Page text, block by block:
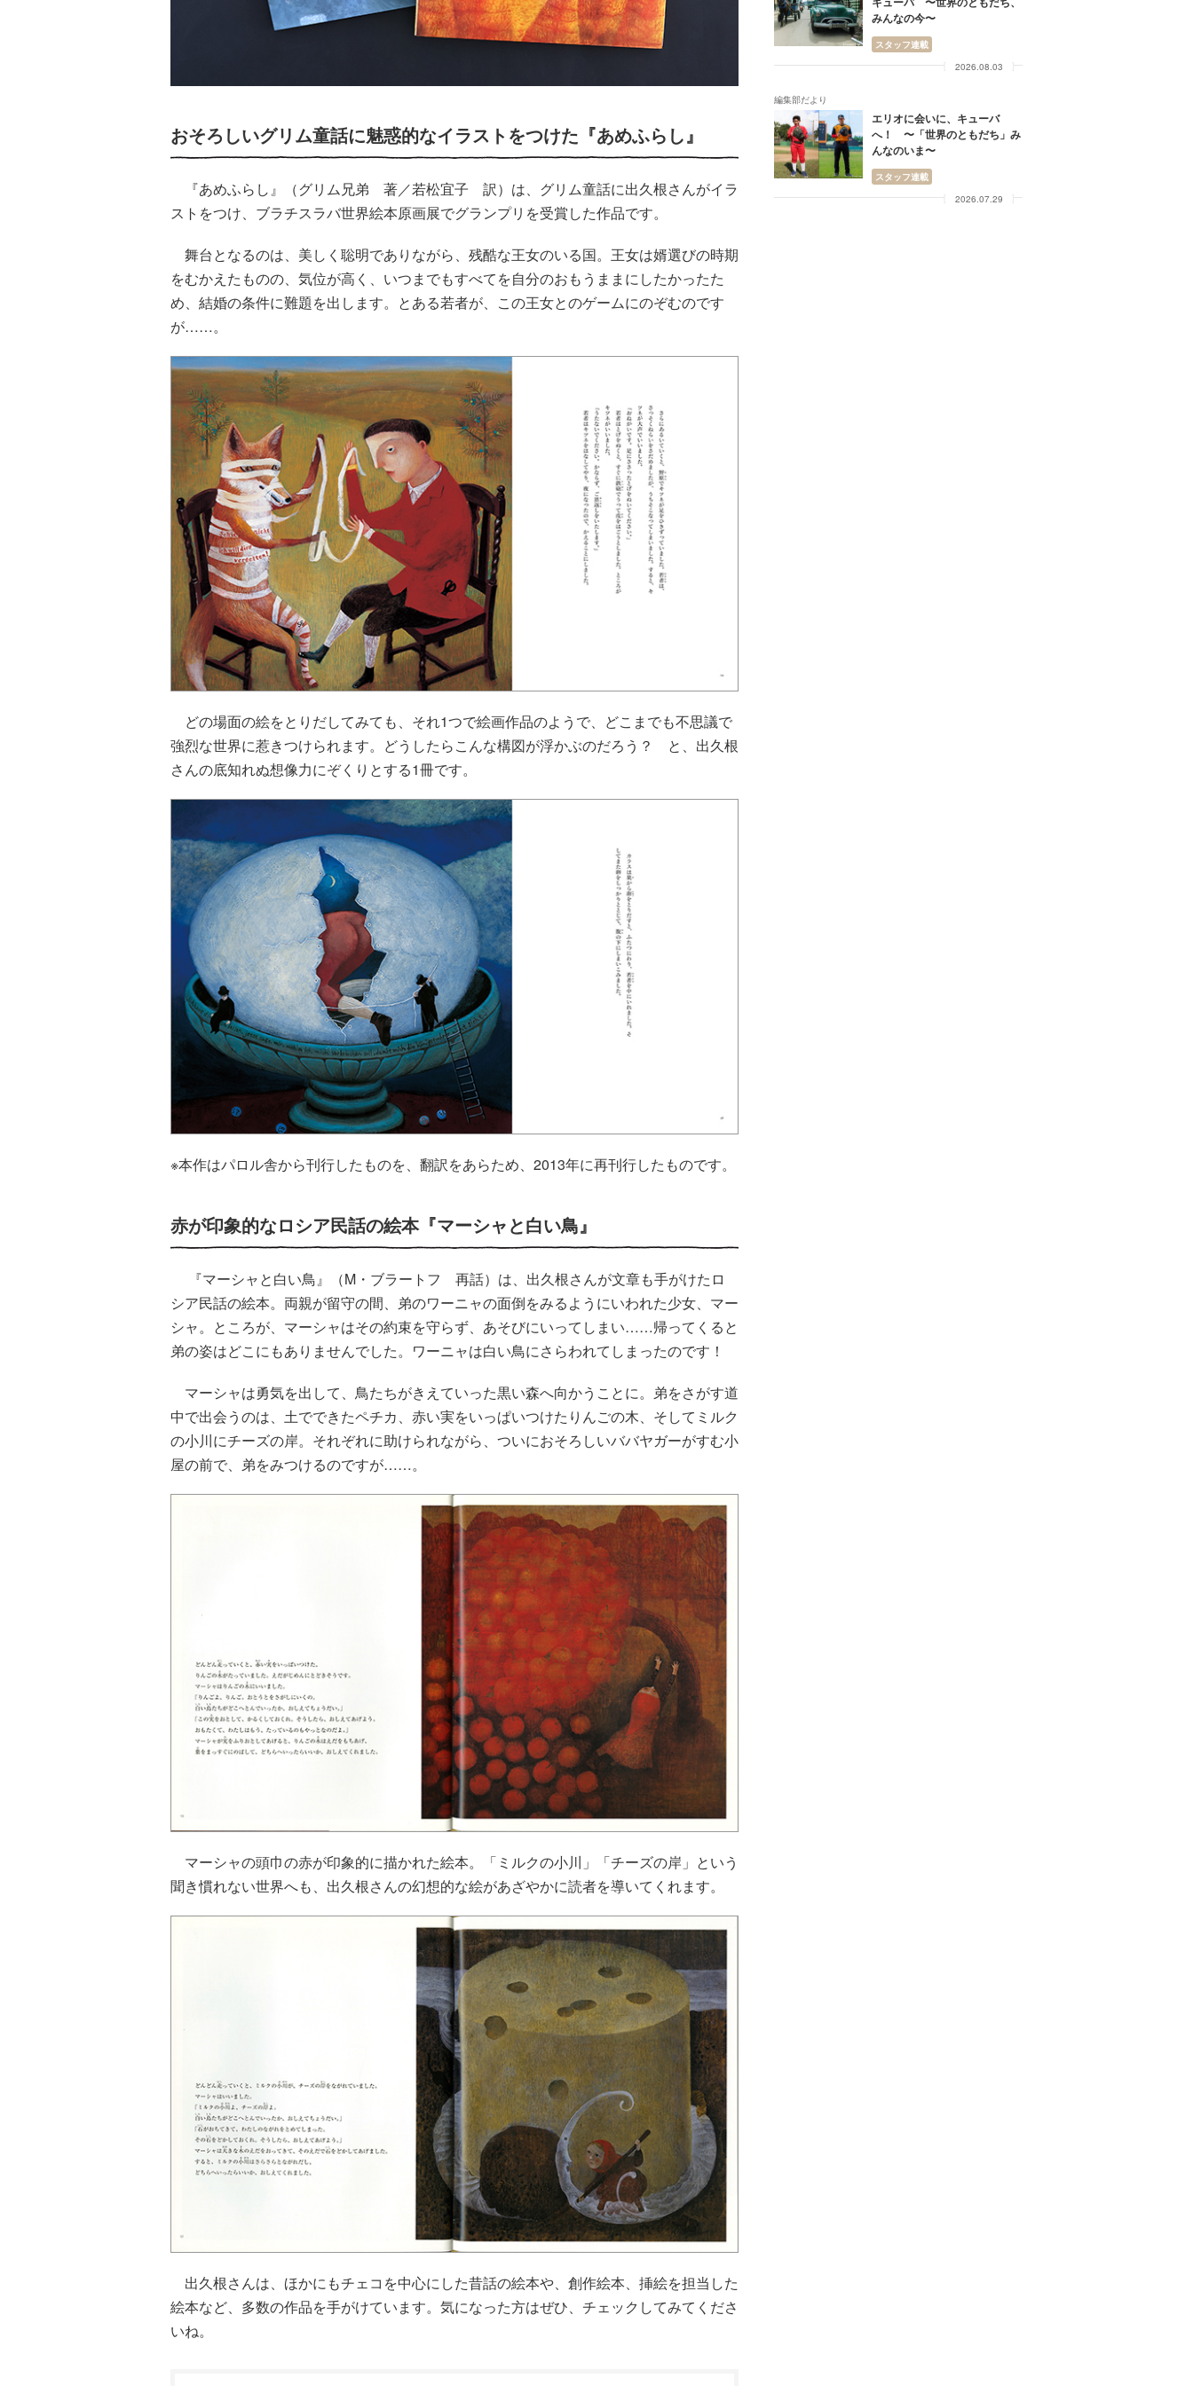
おそろしいグリム童話に魅惑的なイラストをつけた『あめふらし』
『あめふらし』（グリム兄弟 著／若松宜子 訳）は、グリム童話に出久根さんがイラ
ストをつけ、ブラチスラバ世界絵本原画展でグランプリを受賞した作品です。
舞台となるのは、美しく聡明でありながら、残酷な王女のいる国。王女は婿選びの時期
をむかえたものの、気位が高く、いつまでもすべてを自分のおもうままにしたかったた
め、結婚の条件に難題を出します。とある若者が、この王女とのゲームにのぞむのです
が……。
どの場面の絵をとりだしてみても、それ1つで絵画作品のようで、どこまでも不思議で
強烈な世界に惹きつけられます。どうしたらこんな構図が浮かぶのだろう？ と、出久根
さんの底知れぬ想像力にぞくりとする1冊です。
※本作はパロル舎から刊行したものを、翻訳をあらため、2013年に再刊行したものです。
赤が印象的なロシア民話の絵本『マーシャと白い鳥』
『マーシャと白い鳥』（M・ブラートフ 再話）は、出久根さんが文章も手がけたロ
シア民話の絵本。両親が留守の間、弟のワーニャの面倒をみるようにいわれた少女、マー
シャ。ところが、マーシャはその約束を守らず、あそびにいってしまい……帰ってくると
弟の姿はどこにもありませんでした。ワーニャは白い鳥にさらわれてしまったのです！
マーシャは勇気を出して、鳥たちがきえていった黒い森へ向かうことに。弟をさがす道
中で出会うのは、土でできたペチカ、赤い実をいっぱいつけたりんごの木、そしてミルク
の小川にチーズの岸。それぞれに助けられながら、ついにおそろしいババヤガーがすむ小
屋の前で、弟をみつけるのですが……。
マーシャの頭巾の赤が印象的に描かれた絵本。「ミルクの小川」「チーズの岸」という
聞き慣れない世界へも、出久根さんの幻想的な絵があざやかに読者を導いてくれます。
出久根さんは、ほかにもチェコを中心にした昔話の絵本や、創作絵本、挿絵を担当した
絵本など、多数の作品を手がけています。気になった方はぜひ、チェックしてみてくださ
いね。
みんなの今〜
スタッフ連載
2026.08.03
編集部だより
エリオに会いに、キューバ
へ！ 〜「世界のともだち」み
んなのいま〜
スタッフ連載
2026.07.29